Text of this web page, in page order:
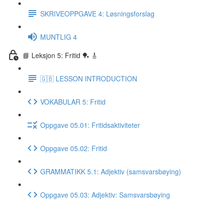
SKRIVEOPPGAVE 4: Løsningsforslag
MUNTLIG 4
📘 Leksjon 5: Fritid 🏓 🎸
🇬🇧 LESSON INTRODUCTION
VOKABULAR 5: Fritid
Oppgave 05.01: Fritidsaktiviteter
Oppgave 05.02: Fritid
GRAMMATIKK 5.1: Adjektiv (samsvarsbøying)
Oppgave 05.03: Adjektiv: Samsvarsbøying